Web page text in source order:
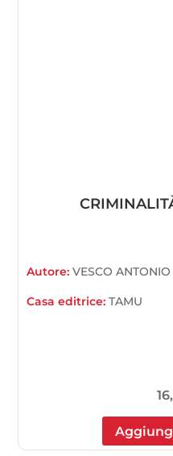
Autore:VESCO ANTONIO
Casa editrice:TAMU